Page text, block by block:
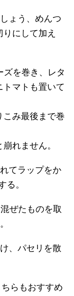
ょう、めんつ
にして加え
ズを巻き、レタ
トマトも置いて
み最後まで巻
れません。
てラップをか
る。
ぜたものを取
、パセリを散
らもおすすめ